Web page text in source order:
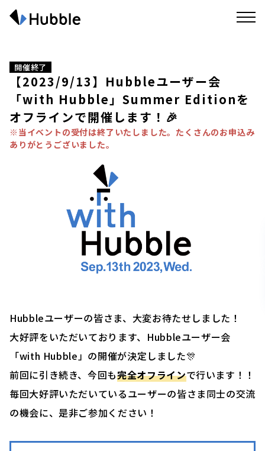
開催終了
【2023/9/13】Hubbleユーザー会
「with Hubble」Summer Editionを
オフラインで開催します！🎉
※当イベントの受付は終了いたしました。たくさんのお申込み
ありがとうございました。
Hubbleユーザーの皆さま、大変お待たせしました！
大好評をいただいております、Hubbleユーザー会
「with Hubble」の開催が決定しました🎊
前回に引き続き、今回も完全オフラインで行います！！
毎回大好評いただいているユーザーの皆さま同士の交流
の機会に、是非ご参加ください！